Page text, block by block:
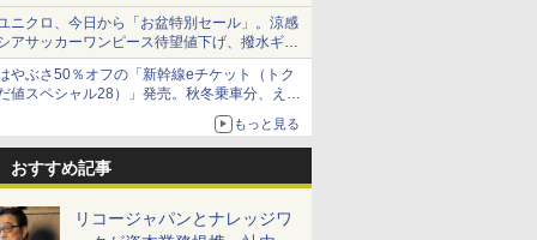
順次無料配信開始
ニクロ、今日から「お盆特別セール」。涼感
アサッカーワンピース待望値下げ、撥水ギア
ョーツは1990円に
やぶさ50％オフの「新幹線eチケット（トク
値スペシャル28）」発売。秋冬乗車分、えき
もっと見る
おすすめ記事
リコージャパンとナレッジワ